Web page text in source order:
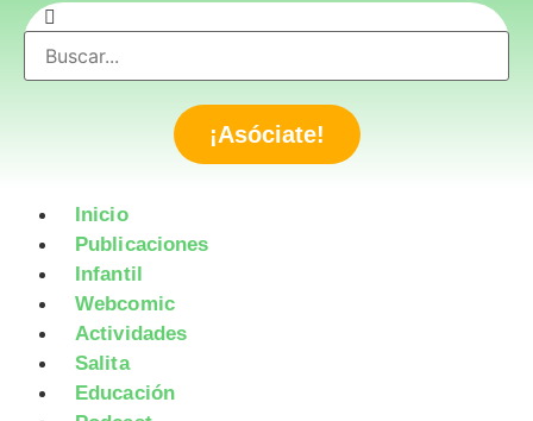
¡Asóciate!
Inicio
Publicaciones
Infantil
Webcomic
Actividades
Salita
Educación